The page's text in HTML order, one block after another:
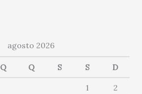
agosto 2026
Q Q S S D
1
2